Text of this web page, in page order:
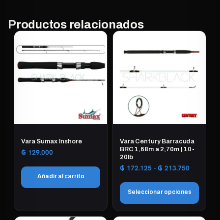
Productos relacionados
Vara Sumax Inshore
₲ 129.000
Añadir al carrito
Vara Century Barracuda
BRC 1,68m a 2,70m | 10-
20lb
₲ 172.125 - ₲ 213.750Rango
precios:
desde
₲
hasta
Seleccionar opciones
Este